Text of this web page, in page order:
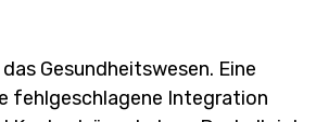
Gesundheitswesen. Eine
fehlgeschlagene Integration